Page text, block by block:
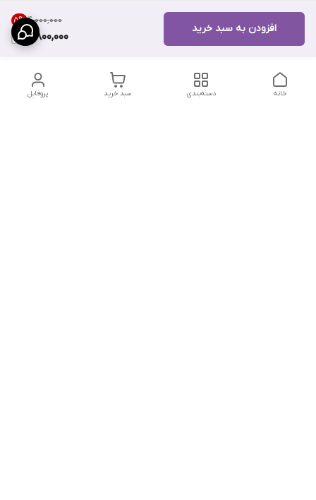
۴٬۰۰۰٬۰۰۰ 5%
3,800,000
افزودن به سبد خرید
پروفایل سبد خرید دسته‌بندی خانه